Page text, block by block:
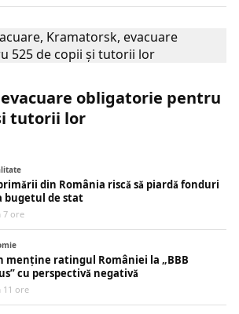
obligatorie pentru
tutorii lor
din România riscă să piardă fonduri
bugetul de stat
7 ore
menține ratingul României la „BBB
cu perspectivă negativă
11 ore